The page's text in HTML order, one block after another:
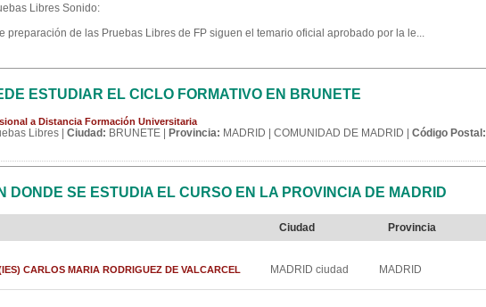
Libres Sonido:
preparación de las Pruebas Libres de FP siguen el temario oficial aprobado por la le...
ESTUDIAR EL CICLO FORMATIVO EN BRUNETE
a Distancia Formación Universitaria
Libres | Ciudad: BRUNETE | Provincia: MADRID | COMUNIDAD DE MADRID | Código Postal:
DONDE SE ESTUDIA EL CURSO EN LA PROVINCIA DE MADRID
Ciudad Provincia
CARLOS MARIA RODRIGUEZ DE VALCARCEL MADRID ciudad MADRID